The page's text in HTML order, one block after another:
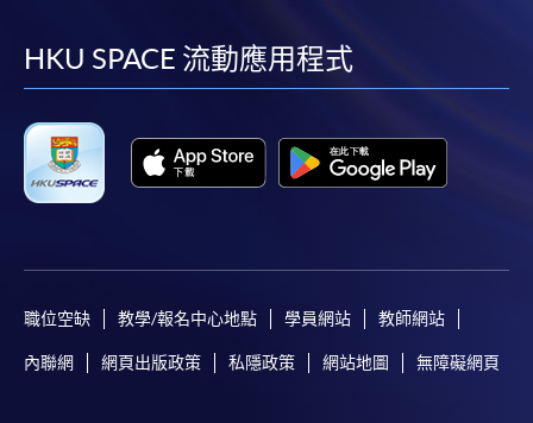
facebook
youtube
linkedin
HKU SPACE 流動應用程式
職位空缺 教學/報名中心地點 學員網站 教師網站
內聯網 網頁出版政策 私隱政策 網站地圖 無障礙網頁